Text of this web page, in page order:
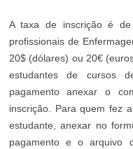
A taxa de inscrição é
profissionais de
20$ (dólares) ou 20€
estudantes de cursos
pagamento anexar o
inscrição. Para quem fez
estudante, anexar no
pagamento e o arquivo